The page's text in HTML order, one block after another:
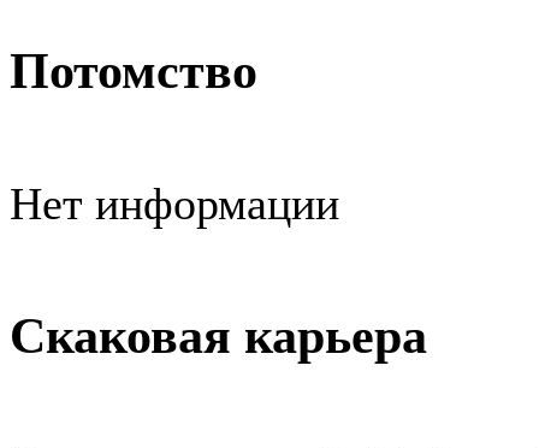
Потомство
Нет информации
Скаковая карьера